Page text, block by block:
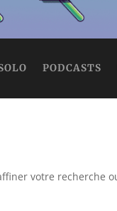
PODCASTS
votre recherche